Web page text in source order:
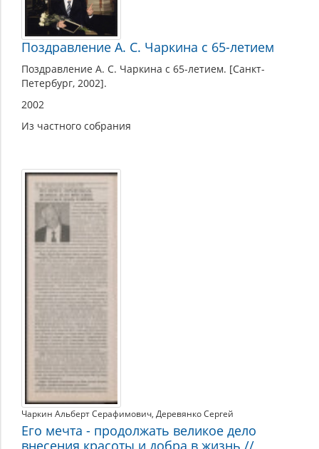
Поздравление А. С. Чаркина с 65-летием
Поздравление А. С. Чаркина с 65-летием. [Санкт-
Петербург, 2002].
2002
Из частного собрания
Чаркин Альберт Серафимович, Деревянко Сергей
Его мечта - продолжать великое дело
внесения красоты и добра в жизнь //